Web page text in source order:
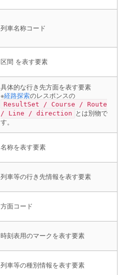
列車名称コード
区間 を表す要素
具体的な行き先方面を表す要素
※経路探索のレスポンスの
ResultSet / Course / Route
/ Line / direction とは別物で
す。
名称を表す要素
列車等の行き先情報を表す要素
方面コード
時刻表用のマークを表す要素
列車等の種別情報を表す要素